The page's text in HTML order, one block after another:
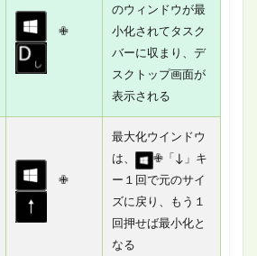
✙
のウィンドウが最
小化されてタスク
バーに収まり、デ
スクトップ画面が
表示される
✙
最大化ウインドウ
は、
✙「↓」キ
ー１回で元のサイ
ズに戻り、もう１
回押せば最小化と
なる